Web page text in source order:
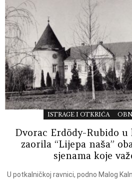
ISTRAGE I OTKRIĆA
Dvorac Erdödy-Rubido
zaorila “Lijepa naša”
sjenama koje
U potkalničkoj ravnici, podno Malog